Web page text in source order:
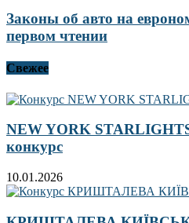
Законы об авто на
первом чтении
Свежее
NEW YORK
конкурс
10.01.2026